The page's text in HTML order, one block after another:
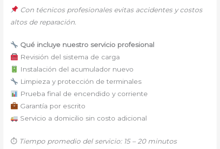
Con técnicos profesionales evitas accidentes y costos
altos de reparación.
Qué incluye nuestro servicio profesional
Revisión del sistema de carga
Instalación del acumulador nuevo
Limpieza y protección de terminales
Prueba final de encendido y corriente
Garantía por escrito
Servicio a domicilio sin costo adicional
⏱ Tiempo promedio del servicio: 15 – 20 minutos